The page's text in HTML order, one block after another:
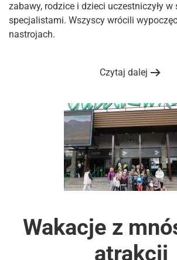
zabawy, rodzice i dzieci uczestniczyły
specjalistami. Wszyscy wrócili
nastrojach.
Czytaj dalej
Wakacje z
atrakcji